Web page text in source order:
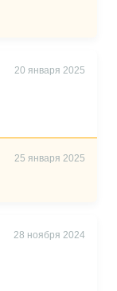
20 января 2025
25 января 2025
28 ноября 2024